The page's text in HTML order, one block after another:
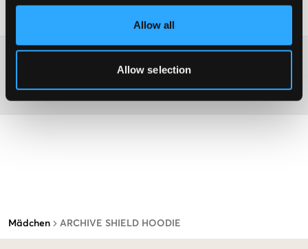
Allow all
Allow selection
Mädchen ARCHIVE SHIELD HOODIE
Washing advice